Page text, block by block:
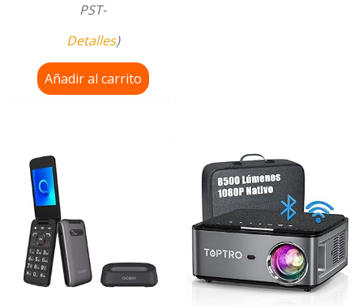
PST-
Detalles)
Añadir al carrito